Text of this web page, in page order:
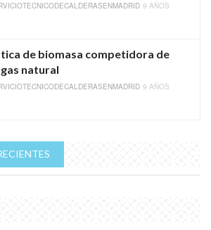
9 AÑOS
de biomasa competidora de
natural
9 AÑOS